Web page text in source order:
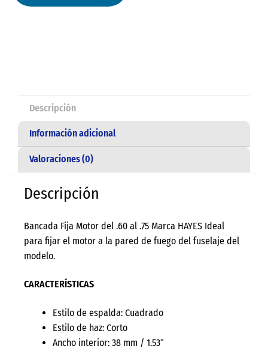
Descripción
Información adicional
Valoraciones (0)
Descripción
Bancada Fija Motor del .60 al .75 Marca HAYES Ideal
para fijar el motor a la pared de fuego del fuselaje del
modelo.
CARACTERÍSTICAS
Estilo de espalda: Cuadrado
Estilo de haz: Corto
Ancho interior: 38 mm / 1.53″